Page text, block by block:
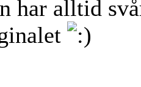
har alltid